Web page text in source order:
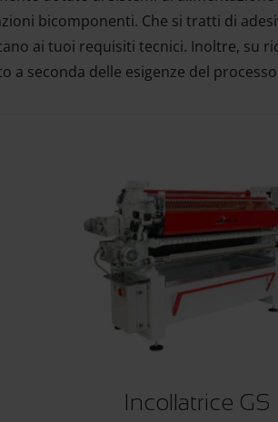
bicomponenti. Che si tratti di
ai tuoi requisiti tecnici. Inoltre, su
seconda delle esigenze del
Incollatrice GS